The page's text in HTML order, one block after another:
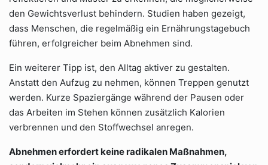
den Gewichtsverlust behindern. Studien haben gezeigt,
dass Menschen, die regelmäßig ein Ernährungstagebuch
führen, erfolgreicher beim Abnehmen sind.
Ein weiterer Tipp ist, den Alltag aktiver zu gestalten.
Anstatt den Aufzug zu nehmen, können Treppen genutzt
werden. Kurze Spaziergänge während der Pausen oder
das Arbeiten im Stehen können zusätzlich Kalorien
verbrennen und den Stoffwechsel anregen.
Abnehmen erfordert keine radikalen Maßnahmen,